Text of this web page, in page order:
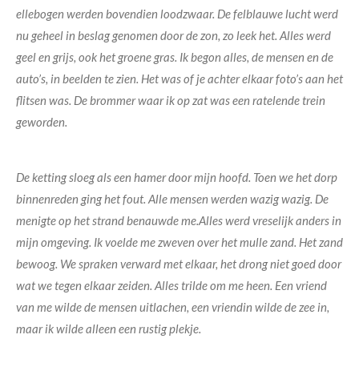
ellebogen werden bovendien loodzwaar. De felblauwe lucht werd
nu geheel in beslag genomen door de zon, zo leek het. Alles werd
geel en grijs, ook het groene gras. Ik begon alles, de mensen en de
auto’s, in beelden te zien. Het was of je achter elkaar foto’s aan het
flitsen was. De brommer waar ik op zat was een ratelende trein
geworden.
De ketting sloeg als een hamer door mijn hoofd. Toen we het dorp
binnenreden ging het fout. Alle mensen werden wazig wazig. De
menigte op het strand benauwde me.Alles werd vreselijk anders in
mijn omgeving. Ik voelde me zweven over het mulle zand. Het zand
bewoog. We spraken verward met elkaar, het drong niet goed door
wat we tegen elkaar zeiden. Alles trilde om me heen. Een vriend
van me wilde de mensen uitlachen, een vriendin wilde de zee in,
maar ik wilde alleen een rustig plekje.